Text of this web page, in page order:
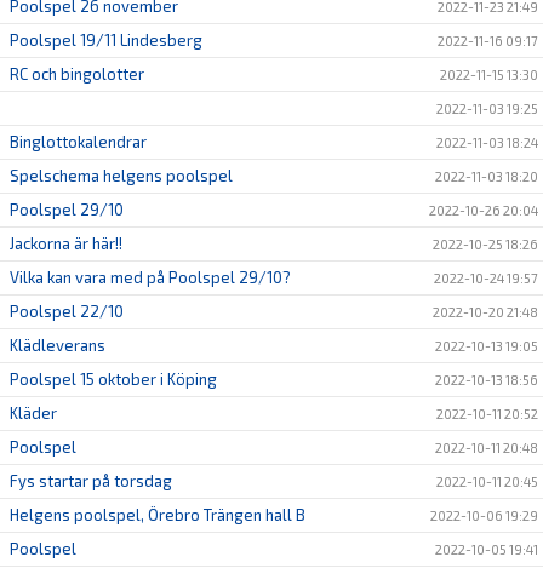
Poolspel 26 november 2022-11-23 21:49
Poolspel 19/11 Lindesberg 2022-11-16 09:17
RC och bingolotter 2022-11-15 13:30
2022-11-03 19:25
Binglottokalendrar 2022-11-03 18:24
Spelschema helgens poolspel 2022-11-03 18:20
Poolspel 29/10 2022-10-26 20:04
Jackorna är här!! 2022-10-25 18:26
Vilka kan vara med på Poolspel 29/10? 2022-10-24 19:57
Poolspel 22/10 2022-10-20 21:48
Klädleverans 2022-10-13 19:05
Poolspel 15 oktober i Köping 2022-10-13 18:56
Kläder 2022-10-11 20:52
Poolspel 2022-10-11 20:48
Fys startar på torsdag 2022-10-11 20:45
Helgens poolspel, Örebro Trängen hall B 2022-10-06 19:29
Poolspel 2022-10-05 19:41